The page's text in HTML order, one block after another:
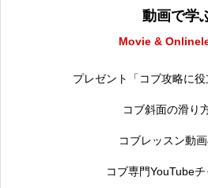
動画で学
Movie &
プレゼント「コブ攻略に役
コブ斜面の滑り
コブレッスン動
コブ専門YouTube